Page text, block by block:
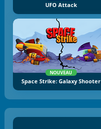
UFO Attack
NOUVEAU
Space Strike: Galaxy Shooter